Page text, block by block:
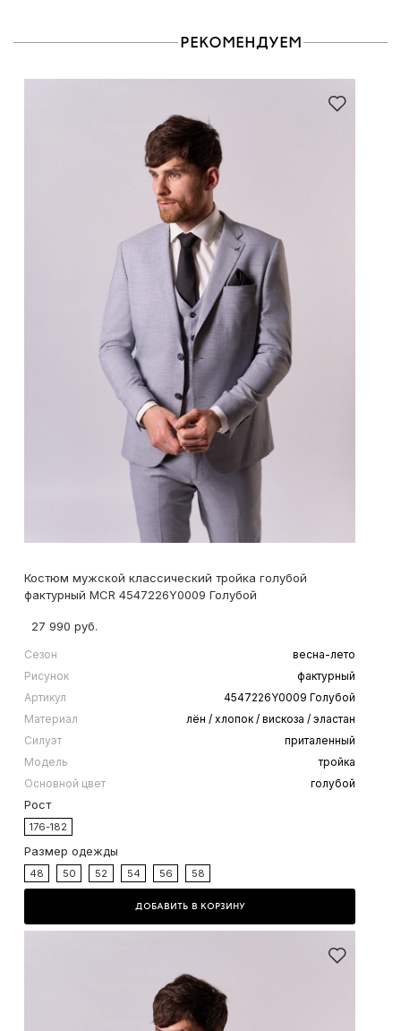
РЕКОМЕНДУЕМ
Костюм мужской классический тройка голубой
фактурный MCR 4547226Y0009 Голубой
27 990 руб.
Сезон
весна-лето
Рисунок
фактурный
Артикул
4547226Y0009 Голубой
Материал
лён / хлопок / вискоза / эластан
Силуэт
приталенный
Модель
тройка
Основной цвет
голубой
Рост
176-182
Размер одежды
48 50 52 54 56 58
ДОБАВИТЬ В КОРЗИНУ